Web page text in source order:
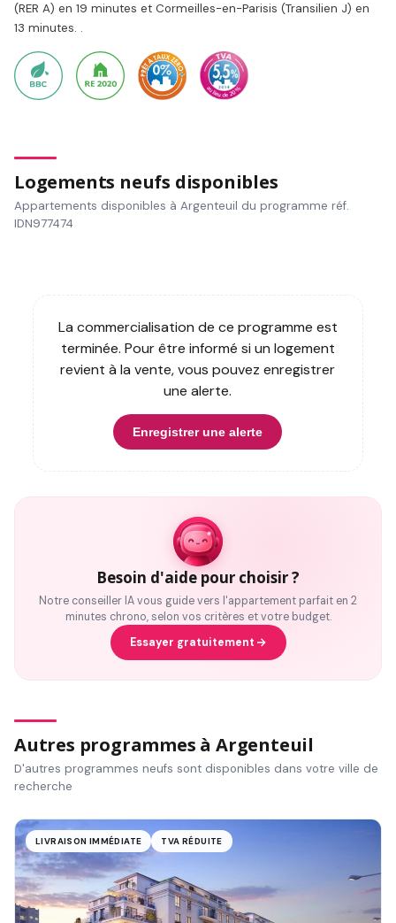
(RER A) en 19 minutes et Cormeilles-en-Parisis (Transilien J) en
13 minutes. .
Logements neufs disponibles
Appartements disponibles à Argenteuil du programme réf.
IDN977474
La commercialisation de ce programme est
terminée. Pour être informé si un logement
revient à la vente, vous pouvez enregistrer
une alerte.
Enregistrer une alerte
Besoin d'aide pour choisir ?
Notre conseiller IA vous guide vers l'appartement parfait en 2
minutes chrono, selon vos critères et votre budget.
Essayer gratuitement
Autres programmes à Argenteuil
D'autres programmes neufs sont disponibles dans votre ville de
recherche
LIVRAISON IMMÉDIATE TVA RÉDUITE